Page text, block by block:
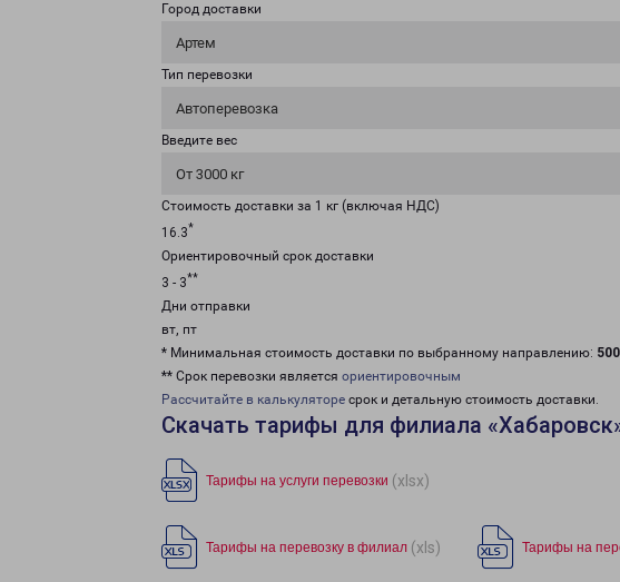
Город доставки
Артем
Тип перевозки
Автоперевозка
Введите вес
От 3000 кг
Стоимость доставки за 1 кг (включая НДС)
16.3*
Ориентировочный срок доставки
3 - 3**
Дни отправки
вт, пт
* Минимальная стоимость доставки по выбранному направлению:
** Срок перевозки является ориентировочным
Рассчитайте в калькуляторе срок и детальную стоимость доставки.
Скачать тарифы для филиала
Тарифы на услуги перевозки (xlsx)
Тарифы на перевозку в филиал (xls) Тарифы на